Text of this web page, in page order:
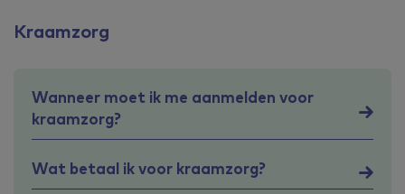
Kraamzorg
Wanneer moet ik me aanmelden voor
kraamzorg?
Wat betaal ik voor kraamzorg?